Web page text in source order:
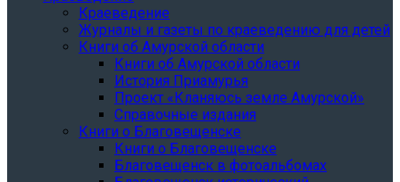
Краеведение
Журналы и газеты по краеведению для детей
Книги об Амурской области
Книги об Амурской области
История Приамурья
Проект «Кланяюсь земле Амурской»
Справочные издания
Книги о Благовещенске
Книги о Благовещенске
Благовещенск в фотоальбомах